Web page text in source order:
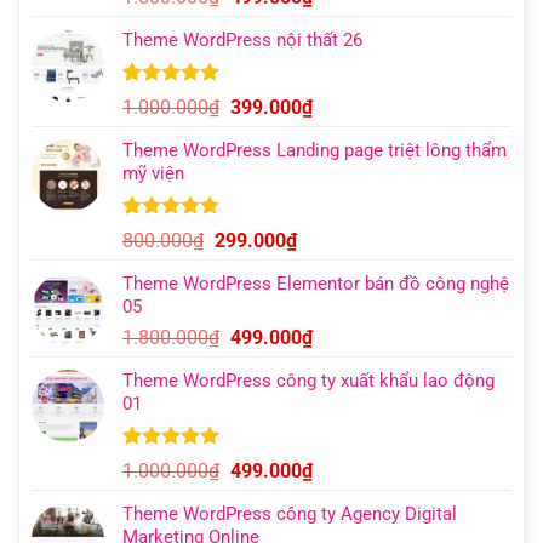
dựa trên
đánh giá
là:
tại
499.000₫.
Theme WordPress nội thất 26
5.00trên 5
dựa trên
11
đánh giá
1.000.000₫ Giá
là:
399.000₫Giá
tại
Theme WordPress Landing page triệt lông thẩm
mỹ viện
5.00 trên 5
dựa trên
10
đánh giá
800.000₫ Giá
là:
299.000₫Giá
tại
299.000₫.
Theme WordPress Elementor bán đồ công nghệ
05
1.800.000₫ Giá
là:
499.000₫Giá
tại
Theme WordPress công ty xuất khẩu lao động
01
5.00trên 5
dựa trên
6
đánh giá
1.000.000₫ Giá
là:
499.000₫Giá
tại
Theme WordPress công ty Agency Digital
Marketing Online